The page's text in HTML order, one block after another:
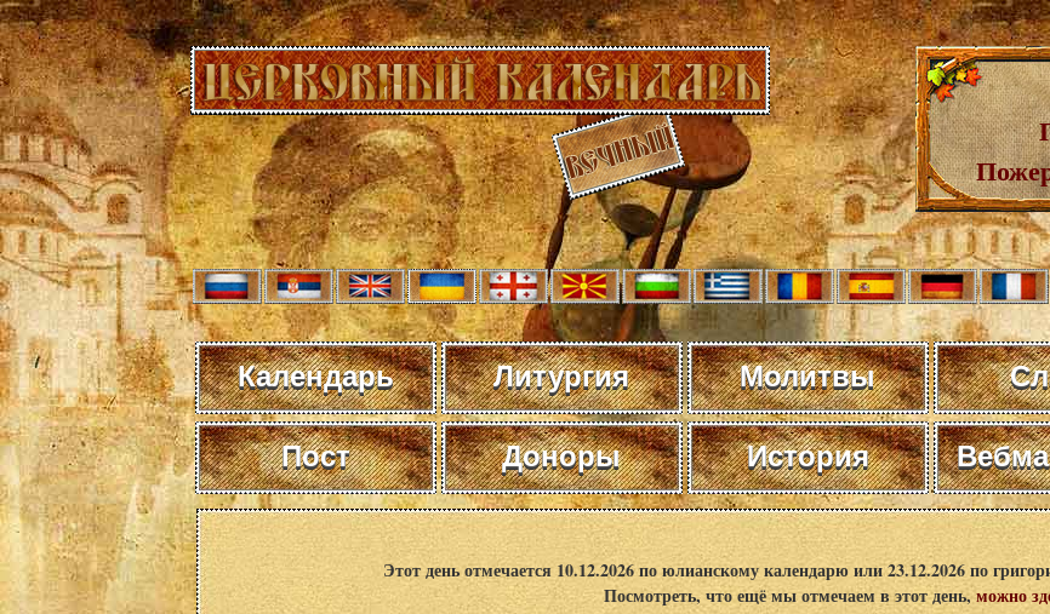
Календарь Литургия Молитвы
Пост Доноры История
Этот день отмечается 10.12.2026 по юлианскому календарю или 23.12.2026 по
Посмотреть, что ещё мы отмечаем в этот день,можно